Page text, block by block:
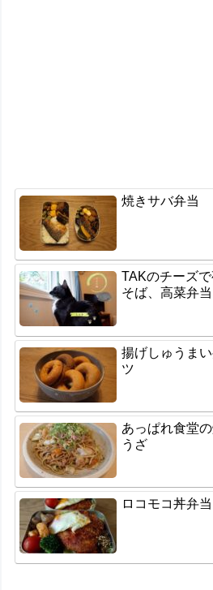
焼きサバ弁当
TAKのチーズ
そば、高菜弁
揚げしゅうま
ツ
あっぱれ食堂
うざ
ロコモコ丼弁